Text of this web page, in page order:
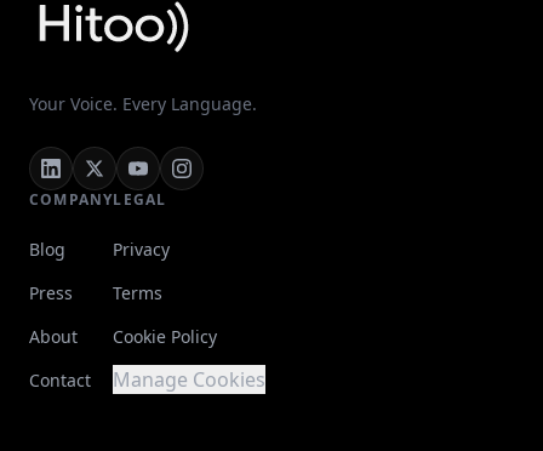
Your Voice. Every Language.
COMPANY
Blog
Press
About
Contact
LEGAL
Privacy
Terms
Cookie Policy
Manage Cookies